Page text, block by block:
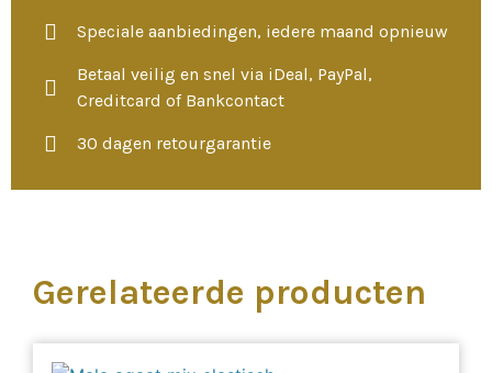
Speciale aanbiedingen, iedere maand opnieuw
Betaal veilig en snel via iDeal, PayPal,
Creditcard of Bankcontact
30 dagen retourgarantie
Gerelateerde producten